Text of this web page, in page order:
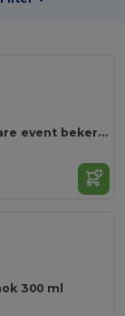
FESTA LARGE Herbruikbare event beker 300ml
300 ml